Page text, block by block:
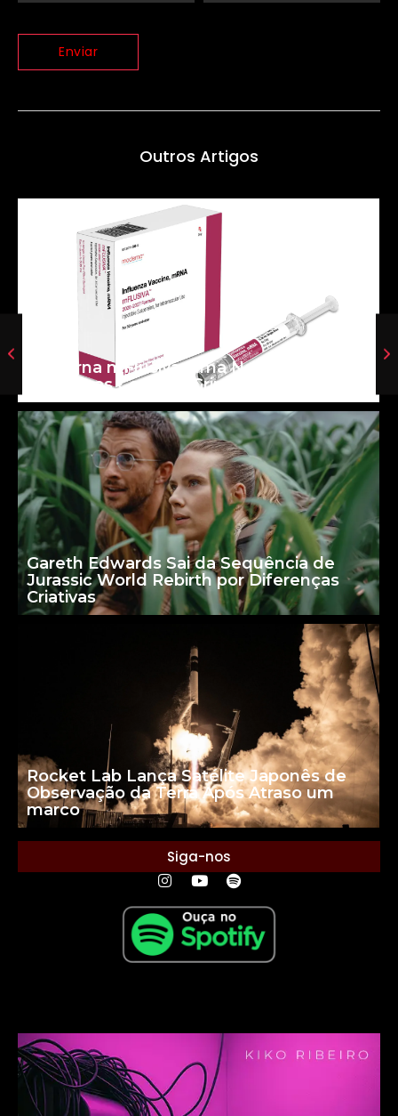
Outros Artigos
Moderna mFlusiva: uma Nova Era para
as Vacinas Contra a Gripe
Gareth Edwards Sai da Sequência de
Jurassic World Rebirth por Diferenças
Criativas
Rocket Lab Lança Satélite Japonês de
Observação da Terra Após Atraso um
marco
Siga-nos